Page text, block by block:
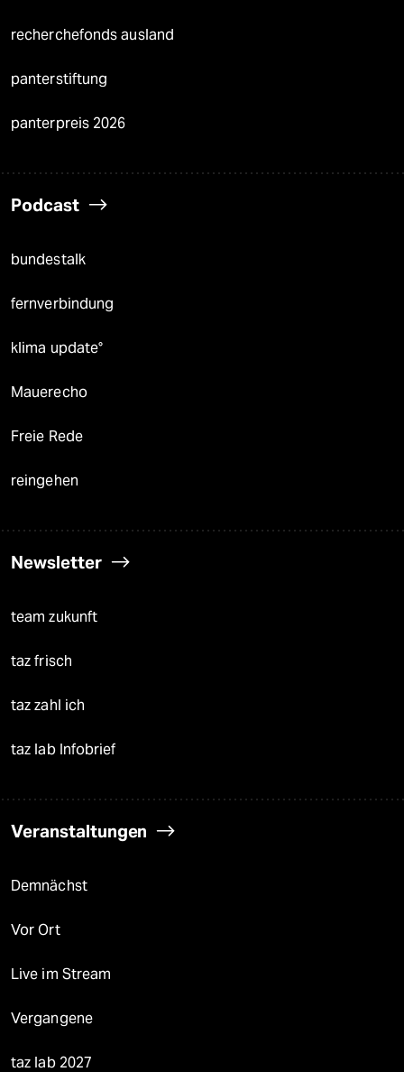
recherchefonds ausland
panterstiftung
panterpreis 2026
Podcast
bundestalk
fernverbindung
klima update°
Mauerecho
Freie Rede
reingehen
Newsletter
team zukunft
taz frisch
taz zahl ich
taz lab Infobrief
Veranstaltungen
Demnächst
Vor Ort
Live im Stream
Vergangene
taz lab 2027